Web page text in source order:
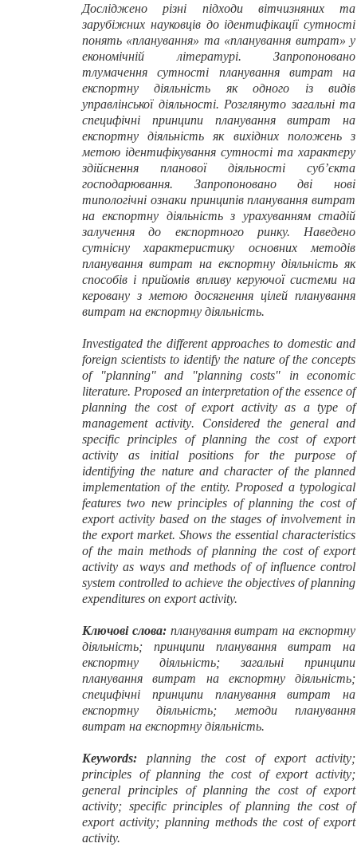
Досліджено різні підходи вітчизняних та
зарубіжних науковців до ідентифікації сутності
понять «планування» та «планування витрат» у
економічній літературі. Запропоновано
тлумачення сутності планування витрат на
експортну діяльність як одного із видів
управлінської діяльності. Розглянуто загальні та
специфічні принципи планування витрат на
експортну діяльність як вихідних положень з
метою ідентифікування сутності та характеру
здійснення планової діяльності суб’єкта
господарювання. Запропоновано дві нові
типологічні ознаки принципів планування витрат
на експортну діяльність з урахуванням стадій
залучення до експортного ринку. Наведено
сутнісну характеристику основних методів
планування витрат на експортну діяльність як
способів і прийомів впливу керуючої системи на
керовану з метою досягнення цілей планування
витрат на експортну діяльність.
Investigated the different approaches to domestic and
foreign scientists to identify the nature of the concepts
of "planning" and "planning costs" in economic
literature. Proposed an interpretation of the essence of
planning the cost of export activity as a type of
management activity. Considered thegeneral and
specific principles of planning the cost of export
activity as initial positions for the purpose of
identifying the nature and character of the planned
implementation of the entity. Proposed а typological
features two new principles of planningthe cost of
export activity based on the stages of involvement in
the export market. Shows the essential characteristics
of the main methods of planning the cost of export
activity as ways and methods of of influence control
system controlled to achieve the objectives of planning
expenditures on export activity.
Ключові слова:планування витрат на експортну
діяльність; принципи планування витрат на
експортну діяльність; загальні принципи
планування витрат на експортну діяльність;
специфічні принципи планування витрат на
експортну діяльність; методи планування
витрат на експортну діяльність.
Keywords: planning the cost of export activity;
principles of planning the cost of export activity;
general principles of planning the cost of export
activity; specific principles of planning the cost of
export activity; planning methods the cost of export
activity.